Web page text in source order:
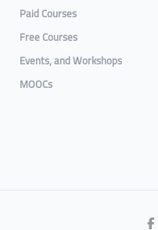
Paid Courses
Free Courses
Events, and Workshops
MOOCs